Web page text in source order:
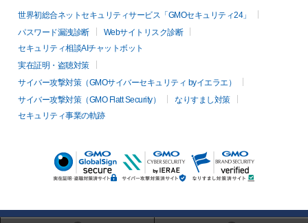
世界初総合ネットセキュリティサービス「GMOセキュリティ24」
パスワード漏洩診断
Webサイトリスク診断
セキュリティ相談AIチャットボット
実在証明・盗聴対策
サイバー攻撃対策（GMOサイバーセキュリティ byイエラエ）
サイバー攻撃対策（GMO Flatt Security）
なりすまし対策
セキュリティ事業の軌跡